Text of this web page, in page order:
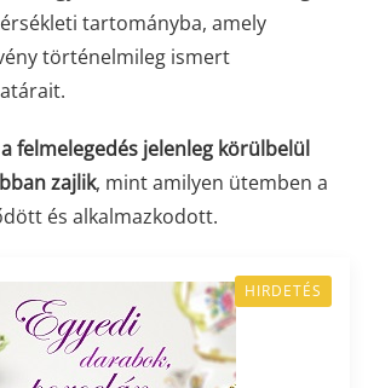
tartományba, amely
történelmileg ismert
felmelegedés jelenleg körülbelül
zajlik, mint amilyen ütemben a
és alkalmazkodott.
HIRDETÉS